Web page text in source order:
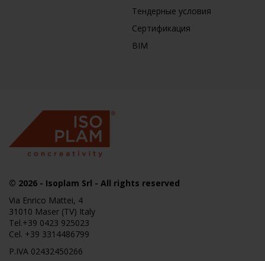
Тендерные условия
Сертификация
BIM
© 2026 - Isoplam Srl - All rights reserved
Via Enrico Mattei, 4
31010 Maser (TV) Italy
Tel.+39 0423 925023
Cel. +39 3314486799
P.IVA 02432450266